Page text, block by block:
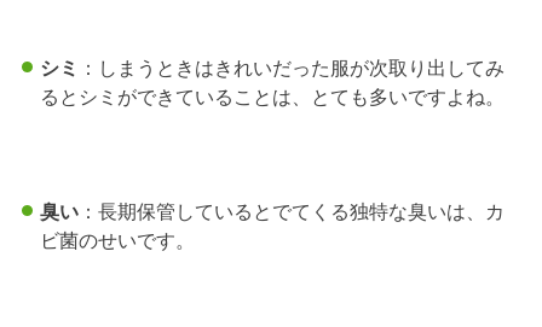
シミ
：しまうときはきれいだった服が次取り出してみ
るとシミができていることは、とても多いですよね。
臭い：長期保管しているとでてくる独特な臭いは、カ
ビ菌のせいです。